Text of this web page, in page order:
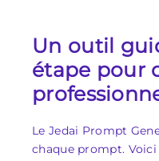
Un outil
étape pour
Le Jedai Prompt
chaque prompt. Voici